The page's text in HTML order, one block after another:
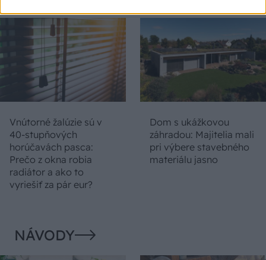
Vnútorné žalúzie sú v
40-stupňových
horúčavách pasca:
Prečo z okna robia
radiátor a ako to
vyriešiť za pár eur?
Dom s ukážkovou
záhradou: Majitelia mali
pri výbere stavebného
materiálu jasno
NÁVODY